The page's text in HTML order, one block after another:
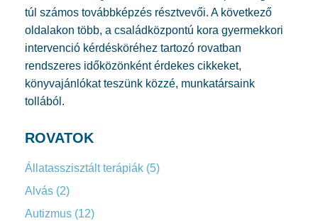
túl számos továbbképzés résztvevői. A következő
oldalakon több, a családközpontú kora gyermekkori
intervenció kérdésköréhez tartozó rovatban
rendszeres időközönként érdekes cikkeket,
könyvajánlókat teszünk közzé, munkatársaink
tollából.
ROVATOK
Állatasszisztált terápiák (5)
Alvás (2)
Autizmus (12)